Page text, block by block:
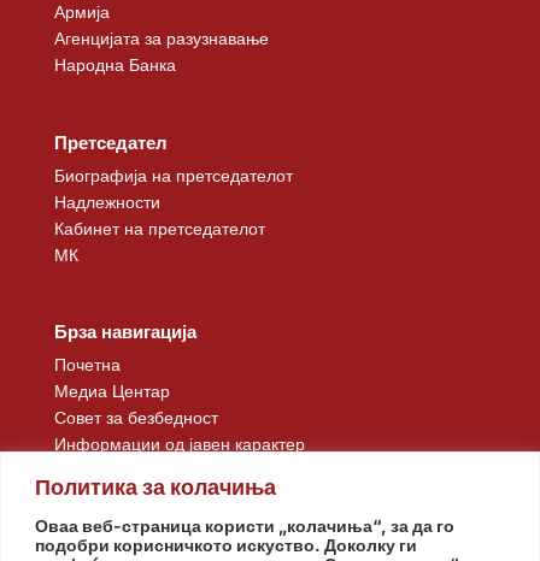
Политика за колачиња
Оваа веб-страница користи „колачиња“, за да го
подобри корисничкото искуство. Доколку ги
Армија
Агенцијата за разузнавање
Народна Банка
Претседател
Биографија на претседателот
Надлежности
Кабинет на претседателот
МК
Брза навигација
Почетна
Медиа Центар
Совет за безбедност
Информации од јавен карактер